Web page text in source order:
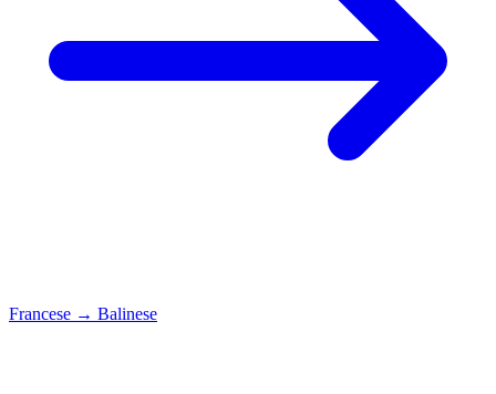
Francese → Balinese